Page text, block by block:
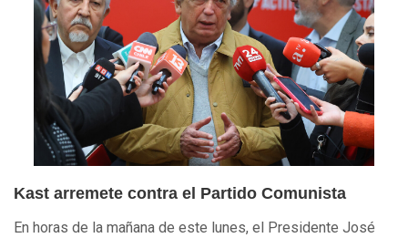
Kast arremete contra el Partido Comunista
En horas de la mañana de este lunes, el Presidente José